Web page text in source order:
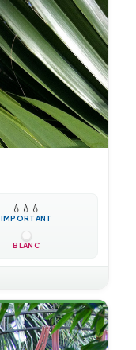
💧 💧 💧
IMPORTANT
BLANC